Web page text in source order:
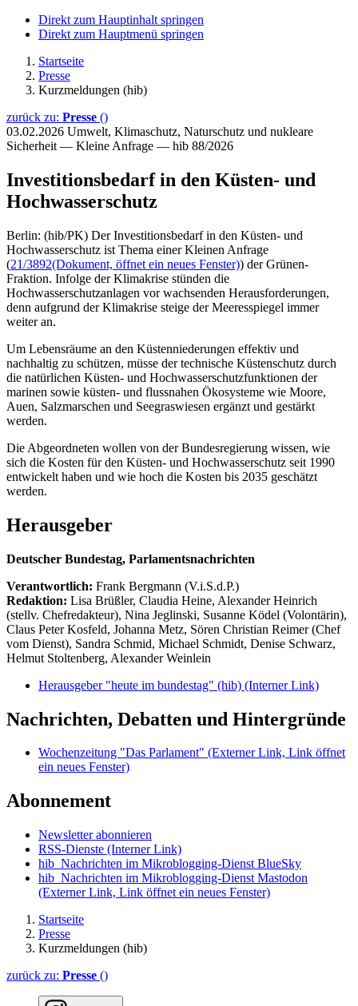
Direkt zum Hauptinhalt springen
Direkt zum Hauptmenü springen
Startseite
Presse
Kurzmeldungen (hib)
zurück zu: Presse ()
03.02.2026 Umwelt, Klimaschutz, Naturschutz und nukleare
Sicherheit — Kleine Anfrage — hib 88/2026
Investitionsbedarf in den Küsten- und
Hochwasserschutz
Berlin: (hib/PK) Der Investitionsbedarf in den Küsten- und
Hochwasserschutz ist Thema einer Kleinen Anfrage
(21/3892(Dokument, öffnet ein neues Fenster)) der Grünen-
Fraktion. Infolge der Klimakrise stünden die
Hochwasserschutzanlagen vor wachsenden Herausforderungen,
denn aufgrund der Klimakrise steige der Meeresspiegel immer
weiter an.
Um Lebensräume an den Küstenniederungen effektiv und
nachhaltig zu schützen, müsse der technische Küstenschutz durch
die natürlichen Küsten- und Hochwasserschutzfunktionen der
marinen sowie küsten- und flussnahen Ökosysteme wie Moore,
Auen, Salzmarschen und Seegraswiesen ergänzt und gestärkt
werden.
Die Abgeordneten wollen von der Bundesregierung wissen, wie
sich die Kosten für den Küsten- und Hochwasserschutz seit 1990
entwickelt haben und wie hoch die Kosten bis 2035 geschätzt
werden.
Herausgeber
Deutscher Bundestag, Parlamentsnachrichten
Verantwortlich: Frank Bergmann (V.i.S.d.P.)
Redaktion: Lisa Brüßler, Claudia Heine, Alexander Heinrich
(stellv. Chefredakteur), Nina Jeglinski, Susanne Ködel (Volontärin),
Claus Peter Kosfeld, Johanna Metz, Sören Christian Reimer (Chef
vom Dienst), Sandra Schmid, Michael Schmidt, Denise Schwarz,
Helmut Stoltenberg, Alexander Weinlein
Herausgeber "heute im bundestag" (hib) (Interner Link)
Nachrichten, Debatten und Hintergründe
Wochenzeitung "Das Parlament" (Externer Link, Link öffnet
ein neues Fenster)
Abonnement
Newsletter abonnieren
RSS-Dienste (Interner Link)
hib_Nachrichten im Mikroblogging-Dienst BlueSky
hib_Nachrichten im Mikroblogging-Dienst Mastodon
(Externer Link, Link öffnet ein neues Fenster)
Startseite
Presse
Kurzmeldungen (hib)
zurück zu: Presse ()